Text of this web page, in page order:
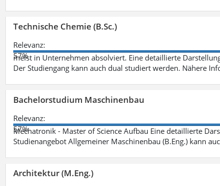
Technische Chemie (B.Sc.)
Relevanz:
57%
meist in Unternehmen absolviert. Eine detaillierte
Der Studiengang kann auch dual studiert werden. Nähere
Bachelorstudium Maschinenbau
Relevanz:
57%
Mechatronik - Master of Science Aufbau Eine detaillierte
Studienangebot Allgemeiner Maschinenbau (B.Eng.) kann
Architektur (M.Eng.)